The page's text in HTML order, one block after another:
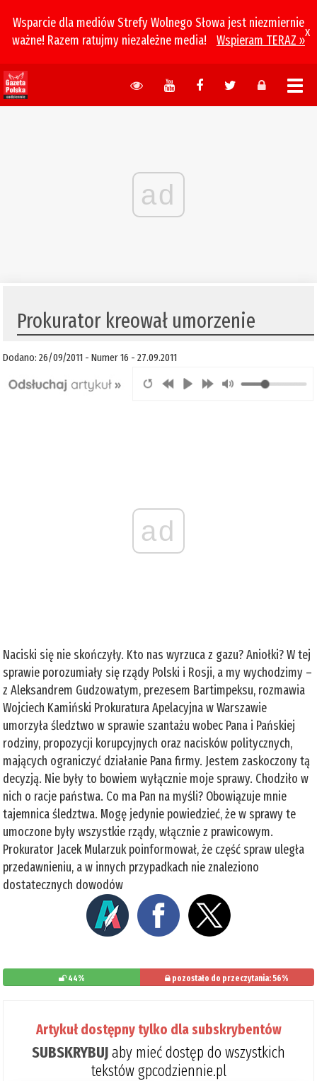
Wsparcie dla mediów Strefy Wolnego Słowa jest niezmiernie
ważne! Razem ratujmy niezależne media!
Wspieram TERAZ »
x
ad
Prokurator kreował umorzenie
Dodano: 26/09/2011 - Numer 16 - 27.09.2011
ad
Naciski się nie skończyły. Kto nas wyrzuca z gazu? Aniołki? W tej
sprawie porozumiały się rządy Polski i Rosji, a my wychodzimy –
z Aleksandrem Gudzowatym, prezesem Bartimpeksu, rozmawia
Wojciech Kamiński Prokuratura Apelacyjna w Warszawie
umorzyła śledztwo w sprawie szantażu wobec Pana i Pańskiej
rodziny, propozycji korupcyjnych oraz nacisków politycznych,
mających ograniczyć działanie Pana firmy. Jestem zaskoczony tą
decyzją. Nie były to bowiem wyłącznie moje sprawy. Chodziło w
nich o racje państwa. Co ma Pan na myśli? Obowiązuje mnie
tajemnica śledztwa. Mogę jedynie powiedzieć, że w sprawy te
umoczone były wszystkie rządy, włącznie z prawicowym.
Prokurator Jacek Mularzuk poinformował, że część spraw uległa
przedawnieniu, a w innych przypadkach nie znaleziono
dostatecznych dowodów
44% pozostało do przeczytania: 56%
Artykuł dostępny tylko dla subskrybentów
SUBSKRYBUJaby mieć dostęp do wszystkich
tekstów gpcodziennie.pl